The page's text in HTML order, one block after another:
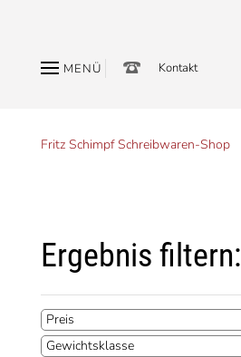
MENÜ Kontakt
Fritz Schimpf Schreibwaren-Shop
Ergebnis filtern:
Preis
Gewichtsklasse